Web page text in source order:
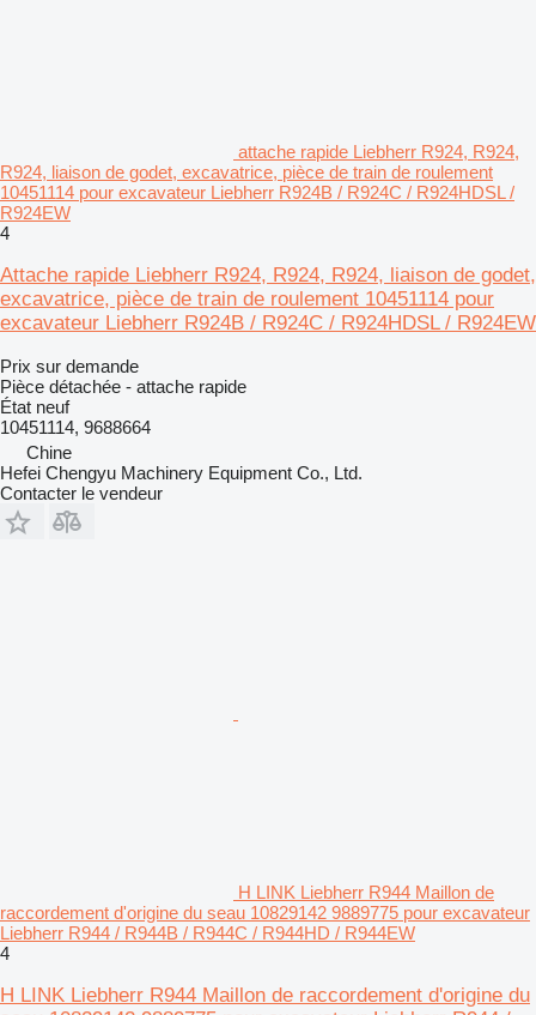
attache rapide Liebherr R924, R924,
R924, liaison de godet, excavatrice, pièce de train de roulement
10451114 pour excavateur Liebherr R924B / R924C / R924HDSL /
R924EW
4
Attache rapide Liebherr R924, R924, R924, liaison de godet,
excavatrice, pièce de train de roulement 10451114 pour
excavateur Liebherr R924B / R924C / R924HDSL / R924EW
Prix sur demande
Pièce détachée - attache rapide
État neuf
10451114, 9688664
Chine
Hefei Chengyu Machinery Equipment Co., Ltd.
Contacter le vendeur
H LINK Liebherr R944 Maillon de
raccordement d'origine du seau 10829142 9889775 pour excavateur
Liebherr R944 / R944B / R944C / R944HD / R944EW
4
H LINK Liebherr R944 Maillon de raccordement d'origine du